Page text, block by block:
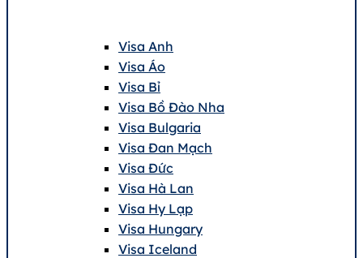
Visa Anh
Visa Áo
Visa Bỉ
Visa Bồ Đào Nha
Visa Bulgaria
Visa Đan Mạch
Visa Đức
Visa Hà Lan
Visa Hy Lạp
Visa Hungary
Visa Iceland